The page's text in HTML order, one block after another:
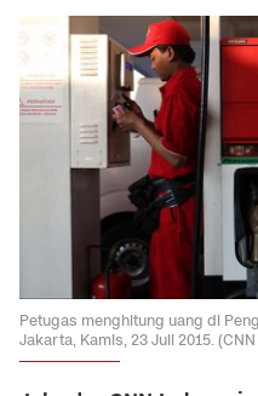
Petugas menghitung uang di
Jakarta, Kamis, 23 Juli 2015.